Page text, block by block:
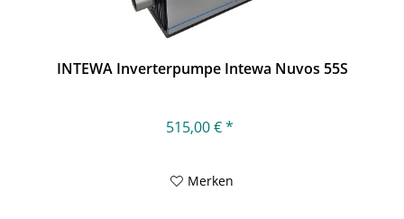
INTEWA Inverterpumpe Intewa Nuvos 55S
515,00 € *
Merken